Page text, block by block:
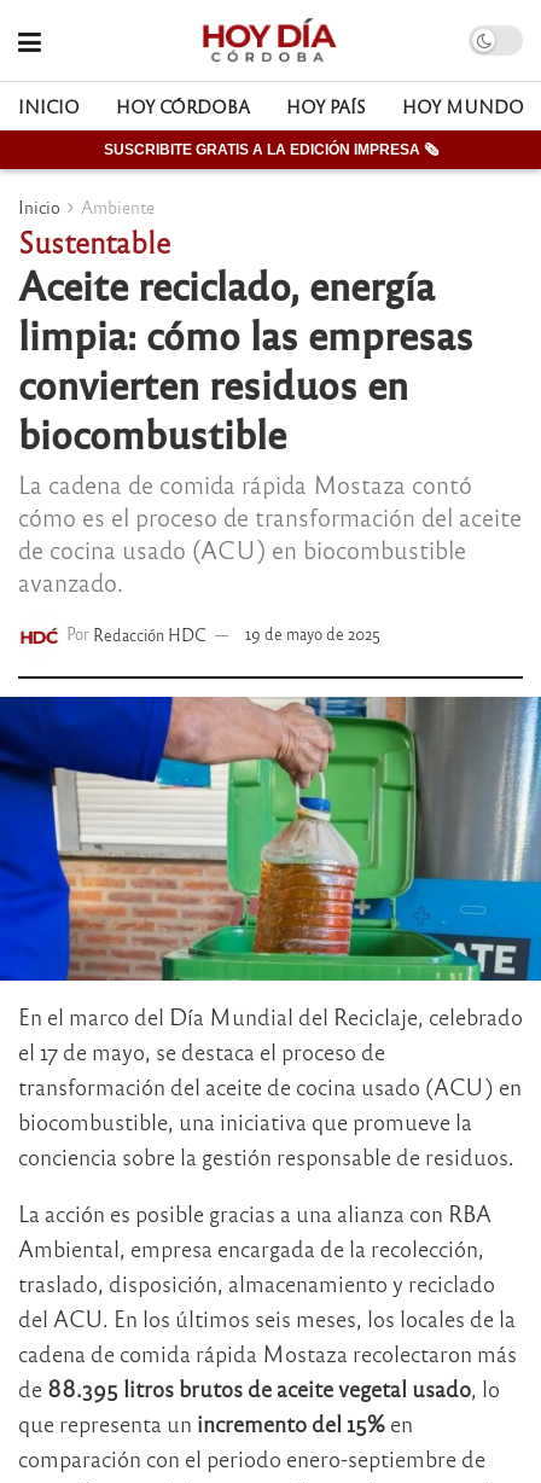
INICIO HOY CÓRDOBA HOY PAÍS HOY MUNDO
SUSCRIBITE GRATIS A LA EDICIÓN IMPRESA 🗞
Inicio Ambiente
Sustentable
Aceite reciclado, energía
limpia: cómo las empresas
convierten residuos en
biocombustible
La cadena de comida rápida Mostaza contó
cómo es el proceso de transformación del aceite
de cocina usado (ACU) en biocombustible
avanzado.
Por Redacción HDC 19 de mayo de 2025
En el marco del Día Mundial del Reciclaje, celebrado
el 17 de mayo, se destaca el proceso de
transformación del aceite de cocina usado (ACU) en
biocombustible, una iniciativa que promueve la
conciencia sobre la gestión responsable de residuos.
La acción es posible gracias a una alianza con RBA
Ambiental, empresa encargada de la recolección,
traslado, disposición, almacenamiento y reciclado
del ACU. En los últimos seis meses, los locales de la
cadena de comida rápida Mostaza recolectaron más
de 88.395 litros brutos de aceite vegetal usado, lo
que representa un incremento del 15% en
comparación con el periodo enero-septiembre de